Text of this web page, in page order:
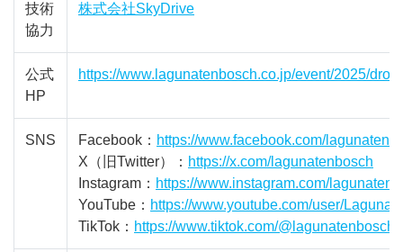
技術
協力
株式会社SkyDrive
公式
HP
https://www.lagunatenbosch.co.jp/event/2025/
SNS Facebook： https://www.facebook.com/
X（旧Twitter）： https://x.com/lagunatenbosch
Instagram： https://www.instagram.com/
YouTube： https://www.youtube.com/user/
TikTok： https://www.tiktok.com/